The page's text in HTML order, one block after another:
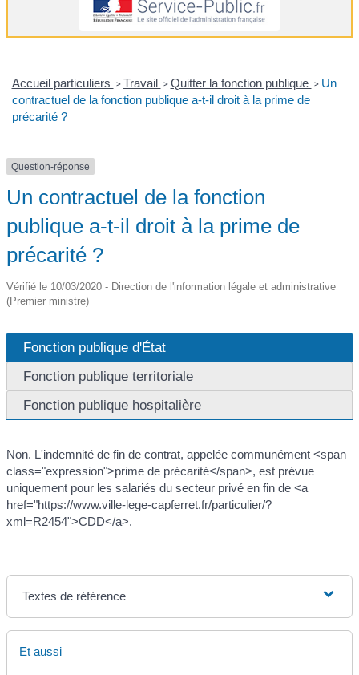
Accueil particuliers > Travail > Quitter la fonction publique > Un
contractuel de la fonction publique a-t-il droit à la prime de
précarité ?
Question-réponse
Un contractuel de la fonction
publique a-t-il droit à la prime de
précarité ?
Vérifié le 10/03/2020 - Direction de l'information légale et administrative
(Premier ministre)
Fonction publique d'État
Fonction publique territoriale
Fonction publique hospitalière
Non. L'indemnité de fin de contrat, appelée communément <span
class="expression">prime de précarité</span>, est prévue
uniquement pour les salariés du secteur privé en fin de <a
href="https://www.ville-lege-capferret.fr/particulier/?
xml=R2454">CDD</a>.
Textes de référence
Et aussi